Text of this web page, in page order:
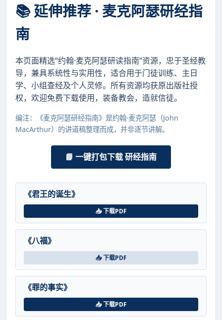
📚 延伸推荐 · 麦克阿瑟研经指
南
本页面精选“约翰·麦克阿瑟研读指南”资源，忠于圣经教
导，兼具系统性与实用性，适合用于门徒训练、主日
学、小组查经及个人灵修。所有资源均获原出版社授
权，欢迎免费下载使用，装备教会，造就信徒。
编注：《麦克阿瑟研经指南》是约翰·麦克阿瑟（John
MacArthur）的讲道稿整理而成，并非逐节讲解。
📘 一键打包下载 研经指南
《君王的诞生》
📥 下载PDF
《八福》
📥 下载PDF
《罪的事实》
📥 下载PDF